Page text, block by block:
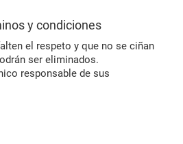
y condiciones
el respeto y que no se ciñan
ser eliminados.
responsable de sus